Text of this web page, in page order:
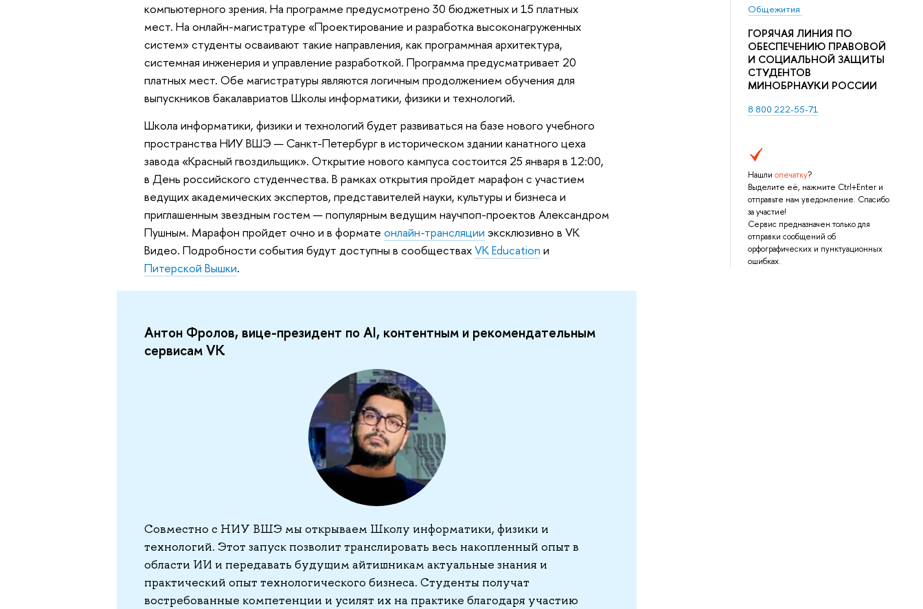
Общежития
ГОРЯЧАЯ ЛИНИЯ ПО
ОБЕСПЕЧЕНИЮ ПРАВОВОЙ
И СОЦИАЛЬНОЙ ЗАЩИТЫ
СТУДЕНТОВ
МИНОБРНАУКИ РОССИИ
8 800 222-55-71
Нашли опечатку?
Выделите её, нажмите Ctrl+Enter и
отправьте нам уведомление. Спасибо
за участие!
Сервис предназначен только для
отправки сообщений об
орфографических и пунктуационных
ошибках.
компьютерного зрения. На программе предусмотрено 30 бюджетных и 15 платных
мест. На онлайн-магистратуре «Проектирование и разработка высоконагруженных
систем» студенты осваивают такие направления, как программная архитектура,
системная инженерия и управление разработкой. Программа предусматривает 20
платных мест. Обе магистратуры являются логичным продолжением обучения для
выпускников бакалавриатов Школы информатики, физики и технологий.
Школа информатики, физики и технологий будет развиваться на базе нового учебного
пространства НИУ ВШЭ — Санкт-Петербург в историческом здании канатного цеха
завода «Красный гвоздильщик». Открытие нового кампуса состоится 25 января в 12:00,
в День российского студенчества. В рамках открытия пройдет марафон с участием
ведущих академических экспертов, представителей науки, культуры и бизнеса и
приглашенным звездным гостем — популярным ведущим научпоп-проектов Александром
Пушным. Марафон пройдет очно и в формате онлайн-трансляции эксклюзивно в VK
Видео. Подробности события будут доступны в сообществахVK Education и
Питерской Вышки.
Антон Фролов, вице-президент по AI, контентным и рекомендательным
сервисам VK
Совместно с НИУ ВШЭ мы открываем Школу информатики, физики и
технологий. Этот запуск позволит транслировать весь накопленный опыт в
области ИИ и передавать будущим айтишникам актуальные знания и
практический опыт технологического бизнеса. Студенты получат
востребованные компетенции и усилят их на практике благодаря участию